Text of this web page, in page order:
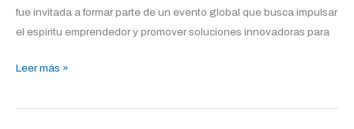
fue invitada a formar parte de un evento global que busca impulsar
el espíritu emprendedor y promover soluciones innovadoras para
Leer más »